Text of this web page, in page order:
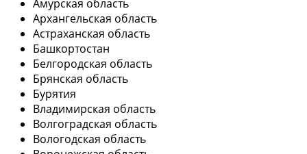
Амурская область
Архангельская область
Астраханская область
Башкортостан
Белгородская область
Брянская область
Бурятия
Владимирская область
Волгоградская область
Вологодская область